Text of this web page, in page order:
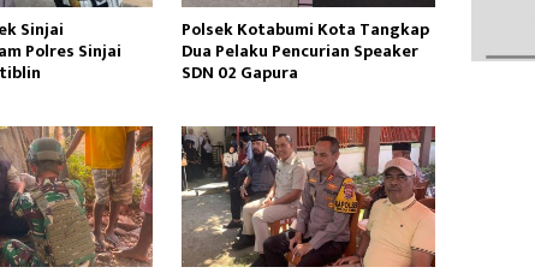
Sinjai
Polres Sinjai
Polsek Kotabumi Kota Tangkap
Dua Pelaku Pencurian Speaker
SDN 02 Gapura